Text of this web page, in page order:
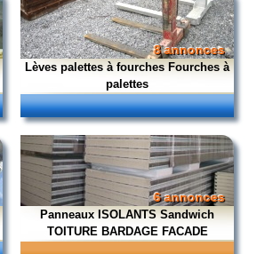
8 annonces
Lèves palettes à fourches Fourches à
palettes
6 annonces
Panneaux ISOLANTS Sandwich
TOITURE BARDAGE FACADE